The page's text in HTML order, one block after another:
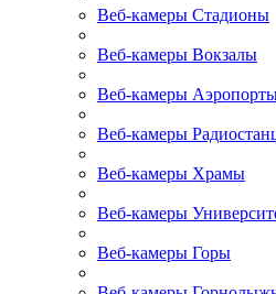
Веб-камеры Стадионы
Веб-камеры Вокзалы
Веб-камеры
Веб-камеры
Веб-камеры Храмы
Веб-камеры
Веб-камеры Горы